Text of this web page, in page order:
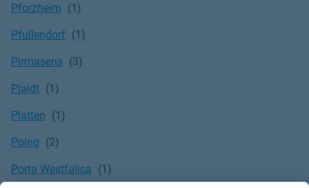
Pforzheim
Pfullendorf
Pirmasens
Plaidt
Platten
Poing
Porta Westfalica